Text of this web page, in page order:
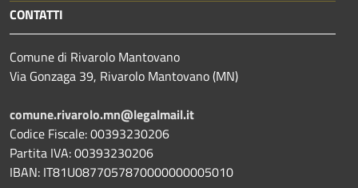
CONTATTI
Comune di Rivarolo Mantovano
Via Gonzaga 39, Rivarolo Mantovano (MN)
comune.rivarolo.mn@legalmail.it
Codice Fiscale: 00393230206
Partita IVA: 00393230206
IBAN: IT81U0877057870000000005010